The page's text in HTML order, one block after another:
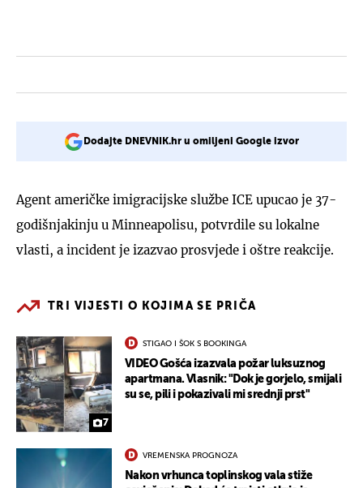
Dodajte DNEVNIK.hr u omiljeni Google izvor
Agent američke imigracijske službe ICE upucao je 37-
godišnjakinju u Minneapolisu, potvrdile su lokalne
vlasti, a incident je izazvao prosvjede i oštre reakcije.
TRI VIJESTI O KOJIMA SE PRIČA
7
STIGAO I ŠOK S BOOKINGA
VIDEO Gošća izazvala požar luksuznog
apartmana. Vlasnik: "Dok je gorjelo, smijali
su se, pili i pokazivali mi srednji prst"
VREMENSKA PROGNOZA
Nakon vrhunca toplinskog vala stiže